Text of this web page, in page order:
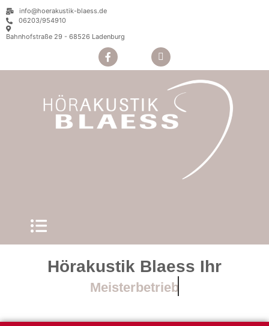
info@hoerakustik-blaess.de
06203/954910
Bahnhofstraße 29 - 68526 Ladenburg
Hörakustik Blaess Ihr
Meisterbetrieb